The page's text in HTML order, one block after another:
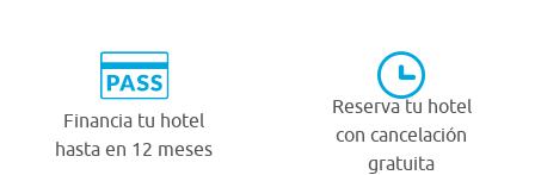
Financia tu hotel
hasta en 12 meses
Reserva tu hotel
con cancelación
gratuita